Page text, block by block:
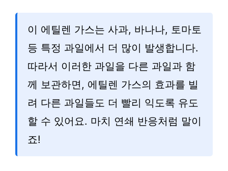
이 에틸렌 가스는 사과, 바나나, 토마토
등 특정 과일에서 더 많이 발생합니다.
따라서 이러한 과일을 다른 과일과 함
께 보관하면, 에틸렌 가스의 효과를 빌
려 다른 과일들도 더 빨리 익도록 유도
할 수 있어요. 마치 연쇄 반응처럼 말이
죠!